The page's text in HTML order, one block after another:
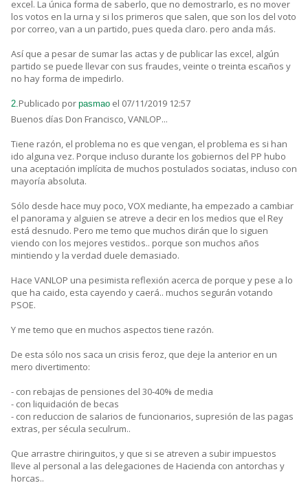
excel. La única forma de saberlo, que no demostrarlo, es no mover
los votos en la urna y si los primeros que salen, que son los del voto
por correo, van a un partido, pues queda claro. pero anda más.
Así que a pesar de sumar las actas y de publicar las excel, algún
partido se puede llevar con sus fraudes, veinte o treinta escaños y
no hay forma de impedirlo.
2. Publicado por pasmao el 07/11/2019 12:57
Buenos días Don Francisco, VANLOP...
Tiene razón, el problema no es que vengan, el problema es si han
ido alguna vez. Porque incluso durante los gobiernos del PP hubo
una aceptación implícita de muchos postulados sociatas, incluso con
mayoría absoluta.
Sólo desde hace muy poco, VOX mediante, ha empezado a cambiar
el panorama y alguien se atreve a decir en los medios que el Rey
está desnudo. Pero me temo que muchos dirán que lo siguen
viendo con los mejores vestidos.. porque son muchos años
mintiendo y la verdad duele demasiado.
Hace VANLOP una pesimista reflexión acerca de porque y pese a lo
que ha caido, esta cayendo y caerá.. muchos segurán votando
PSOE.
Y me temo que en muchos aspectos tiene razón.
De esta sólo nos saca un crisis feroz, que deje la anterior en un
mero divertimento:
- con rebajas de pensiones del 30-40% de media
- con liquidación de becas
- con reduccion de salarios de funcionarios, supresión de las pagas
extras, per sécula seculrum..
Que arrastre chiringuitos, y que si se atreven a subir impuestos
lleve al personal a las delegaciones de Hacienda con antorchas y
horcas..